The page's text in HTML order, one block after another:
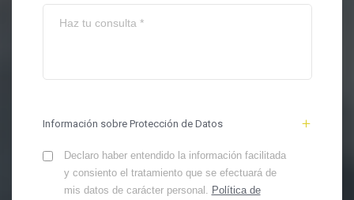
Información sobre Protección de Datos
Declaro haber entendido la información facilitada
y consiento el tratamiento que se efectuará de
mis datos de carácter personal. Política de